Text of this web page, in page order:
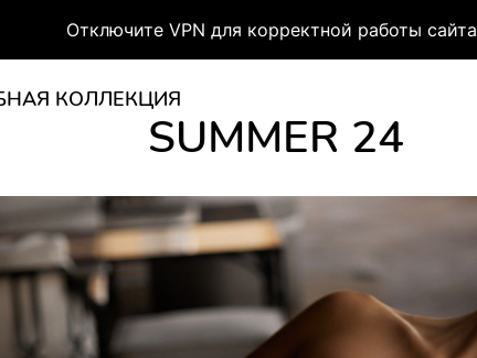
Отключите VPN для корректной работы сайта
КОЛЛЕКЦИЯ
SUMMER 24